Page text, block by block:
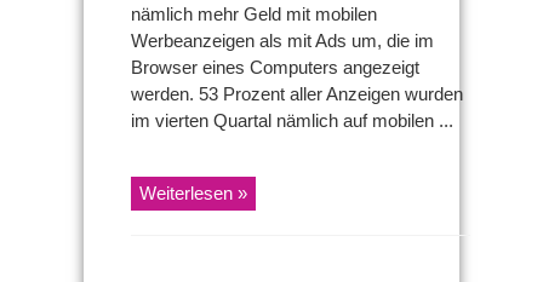
nämlich mehr Geld mit mobilen
Werbeanzeigen als mit Ads um, die im
Browser eines Computers angezeigt
werden. 53 Prozent aller Anzeigen wurden
im vierten Quartal nämlich auf mobilen ...
Weiterlesen »